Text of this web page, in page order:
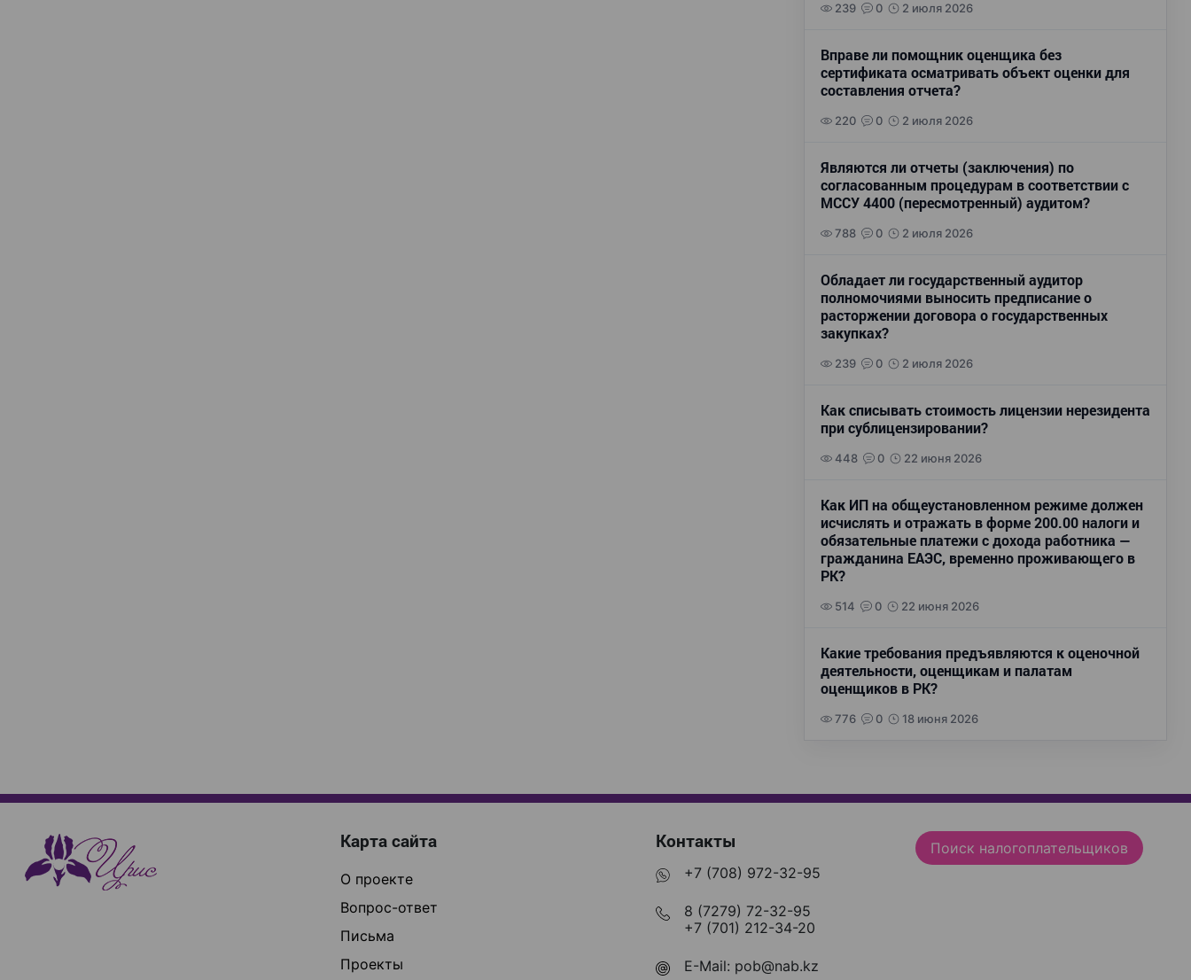
239 0 2 июля 2026
Вправе ли помощник оценщика без
сертификата осматривать объект оценки для
составления отчета?
220 0 2 июля 2026
Являются ли отчеты (заключения) по
согласованным процедурам в соответствии с
МССУ 4400 (пересмотренный) аудитом?
788 0 2 июля 2026
Обладает ли государственный аудитор
полномочиями выносить предписание о
расторжении договора о государственных
закупках?
239 0 2 июля 2026
Как списывать стоимость лицензии нерезидента
при сублицензировании?
448 0 22 июня 2026
Как ИП на общеустановленном режиме должен
исчислять и отражать в форме 200.00 налоги и
обязательные платежи с дохода работника —
гражданина ЕАЭС, временно проживающего в
РК?
514 0 22 июня 2026
Какие требования предъявляются к оценочной
деятельности, оценщикам и палатам
оценщиков в РК?
776 0 18 июня 2026
Карта сайта
О проекте
Вопрос-ответ
Письма
Проекты
Контакты
+7 (708) 972-32-95
8 (7279) 72-32-95
+7 (701) 212-34-20
E-Mail: pob@nab.kz
Поиск налогоплательщиков